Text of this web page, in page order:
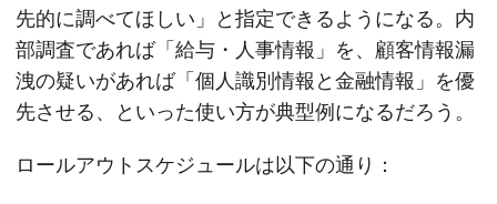
先的に調べてほしい」と指定できるようになる。内
部調査であれば「給与・人事情報」を、顧客情報漏
洩の疑いがあれば「個人識別情報と金融情報」を優
先させる、といった使い方が典型例になるだろう。
ロールアウトスケジュールは以下の通り：